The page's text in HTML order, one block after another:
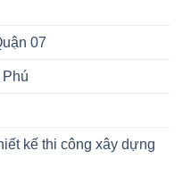
07
kế thi công xây dựng